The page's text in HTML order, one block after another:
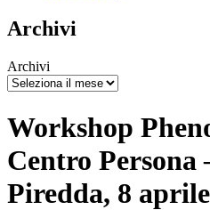
Archivi
Archivi
Workshop
Centro
Piredda, 8